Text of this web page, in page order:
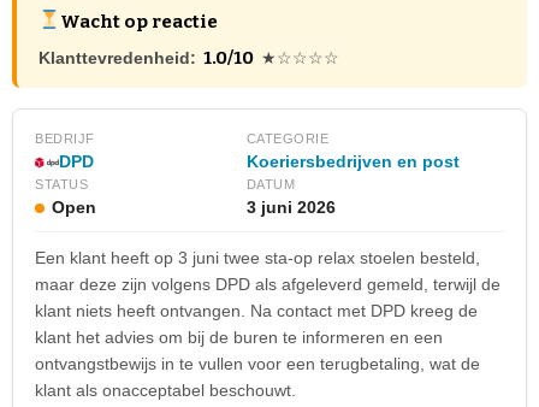
Wacht op reactie
Klanttevredenheid: 1.0/10 ★☆☆☆☆
BEDRIJF
DPD
CATEGORIE
Koeriersbedrijven en post
STATUS
Open
DATUM
3 juni 2026
Een klant heeft op 3 juni twee sta-op relax stoelen besteld,
maar deze zijn volgens DPD als afgeleverd gemeld, terwijl de
klant niets heeft ontvangen. Na contact met DPD kreeg de
klant het advies om bij de buren te informeren en een
ontvangstbewijs in te vullen voor een terugbetaling, wat de
klant als onacceptabel beschouwt.